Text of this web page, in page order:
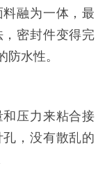
融为一体，最
密封件变得完
水性。
压力来粘合接
，没有散乱的